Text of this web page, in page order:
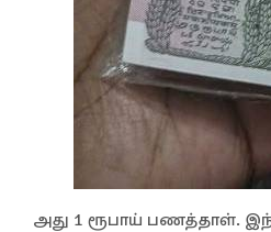
அது 1 ரூபாய் பணத்தாள்.